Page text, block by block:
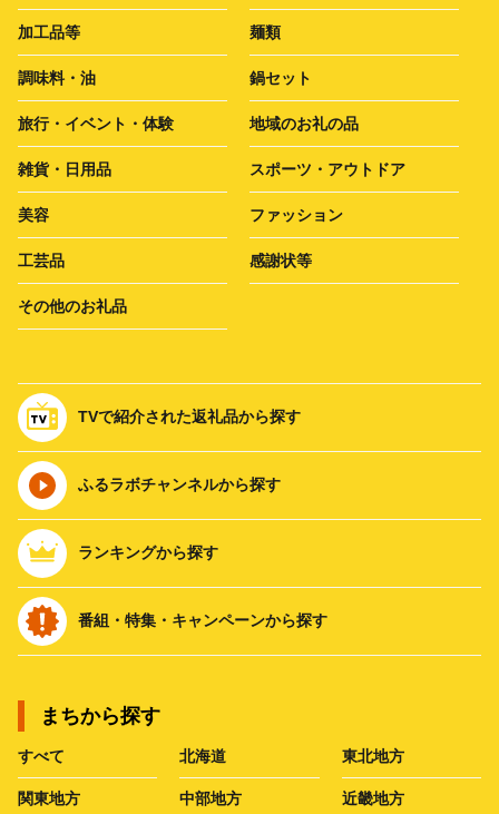
加工品等 麺類
調味料・油 鍋セット
旅行・イベント・体験 地域のお礼の品
雑貨・日用品 スポーツ・アウトドア
美容 ファッション
工芸品 感謝状等
その他のお礼品
TVで紹介された返礼品から探す
ふるラボチャンネルから探す
ランキングから探す
番組・特集・キャンペーンから探す
まちから探す
すべて 北海道 東北地方
関東地方 中部地方 近畿地方